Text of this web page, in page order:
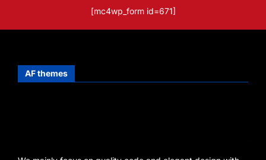
[mc4wp_form id=671]
AF themes